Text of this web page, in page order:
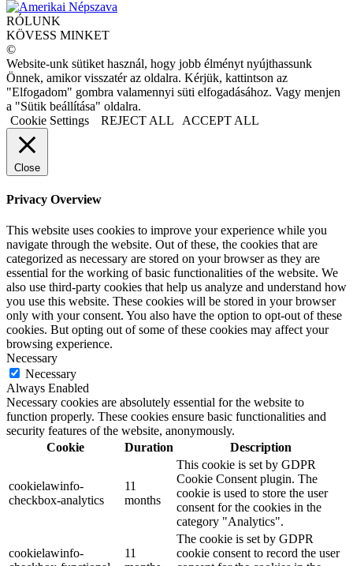
RÓLUNK
KÖVESS MINKET
©
Website-unk sütiket használ, hogy jobb élményt nyújthassunk
Önnek, amikor visszatér az oldalra. Kérjük, kattintson az
"Elfogadom" gombra valamennyi süti elfogadásához. Vagy menjen
a "Sütik beállítása" oldalra.
Cookie Settings
REJECT ALL ACCEPT ALL
Close
Privacy Overview
This website uses cookies to improve your experience while you
navigate through the website. Out of these, the cookies that are
categorized as necessary are stored on your browser as they are
essential for the working of basic functionalities of the website. We
also use third-party cookies that help us analyze and understand how
you use this website. These cookies will be stored in your browser
only with your consent. You also have the option to opt-out of these
cookies. But opting out of some of these cookies may affect your
browsing experience.
Necessary
Necessary
Always Enabled
Necessary cookies are absolutely essential for the website to
function properly. These cookies ensure basic functionalities and
security features of the website, anonymously.
Cookie
Duration Description
cookielawinfo-
checkbox-analytics
11
months
This cookie is set by GDPR
Cookie Consent plugin. The
cookie is used to store the user
consent for the cookies in the
category "Analytics".
cookielawinfo-
11
The cookie is set by GDPR
cookie consent to record the user